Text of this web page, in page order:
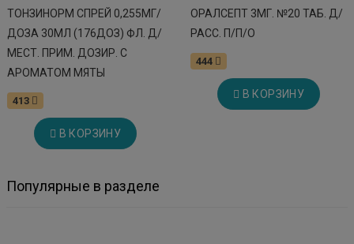
ТОНЗИНОРМ СПРЕЙ 0,255МГ/
ДОЗА 30МЛ (176ДОЗ) ФЛ. Д/
МЕСТ. ПРИМ. ДОЗИР. С
АРОМАТОМ МЯТЫ
413
В КОРЗИНУ
ОРАЛСЕПТ 3МГ. №20 ТАБ. Д/
РАСС. П/П/О
444
В КОРЗИНУ
Популярные в разделе